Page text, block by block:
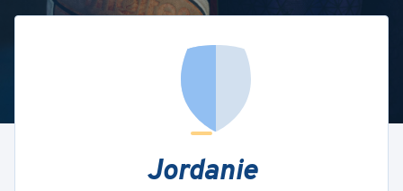
Jordanie